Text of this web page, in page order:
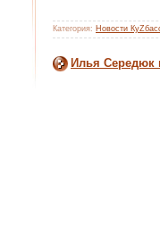
Категория: Новости
Илья Середюк